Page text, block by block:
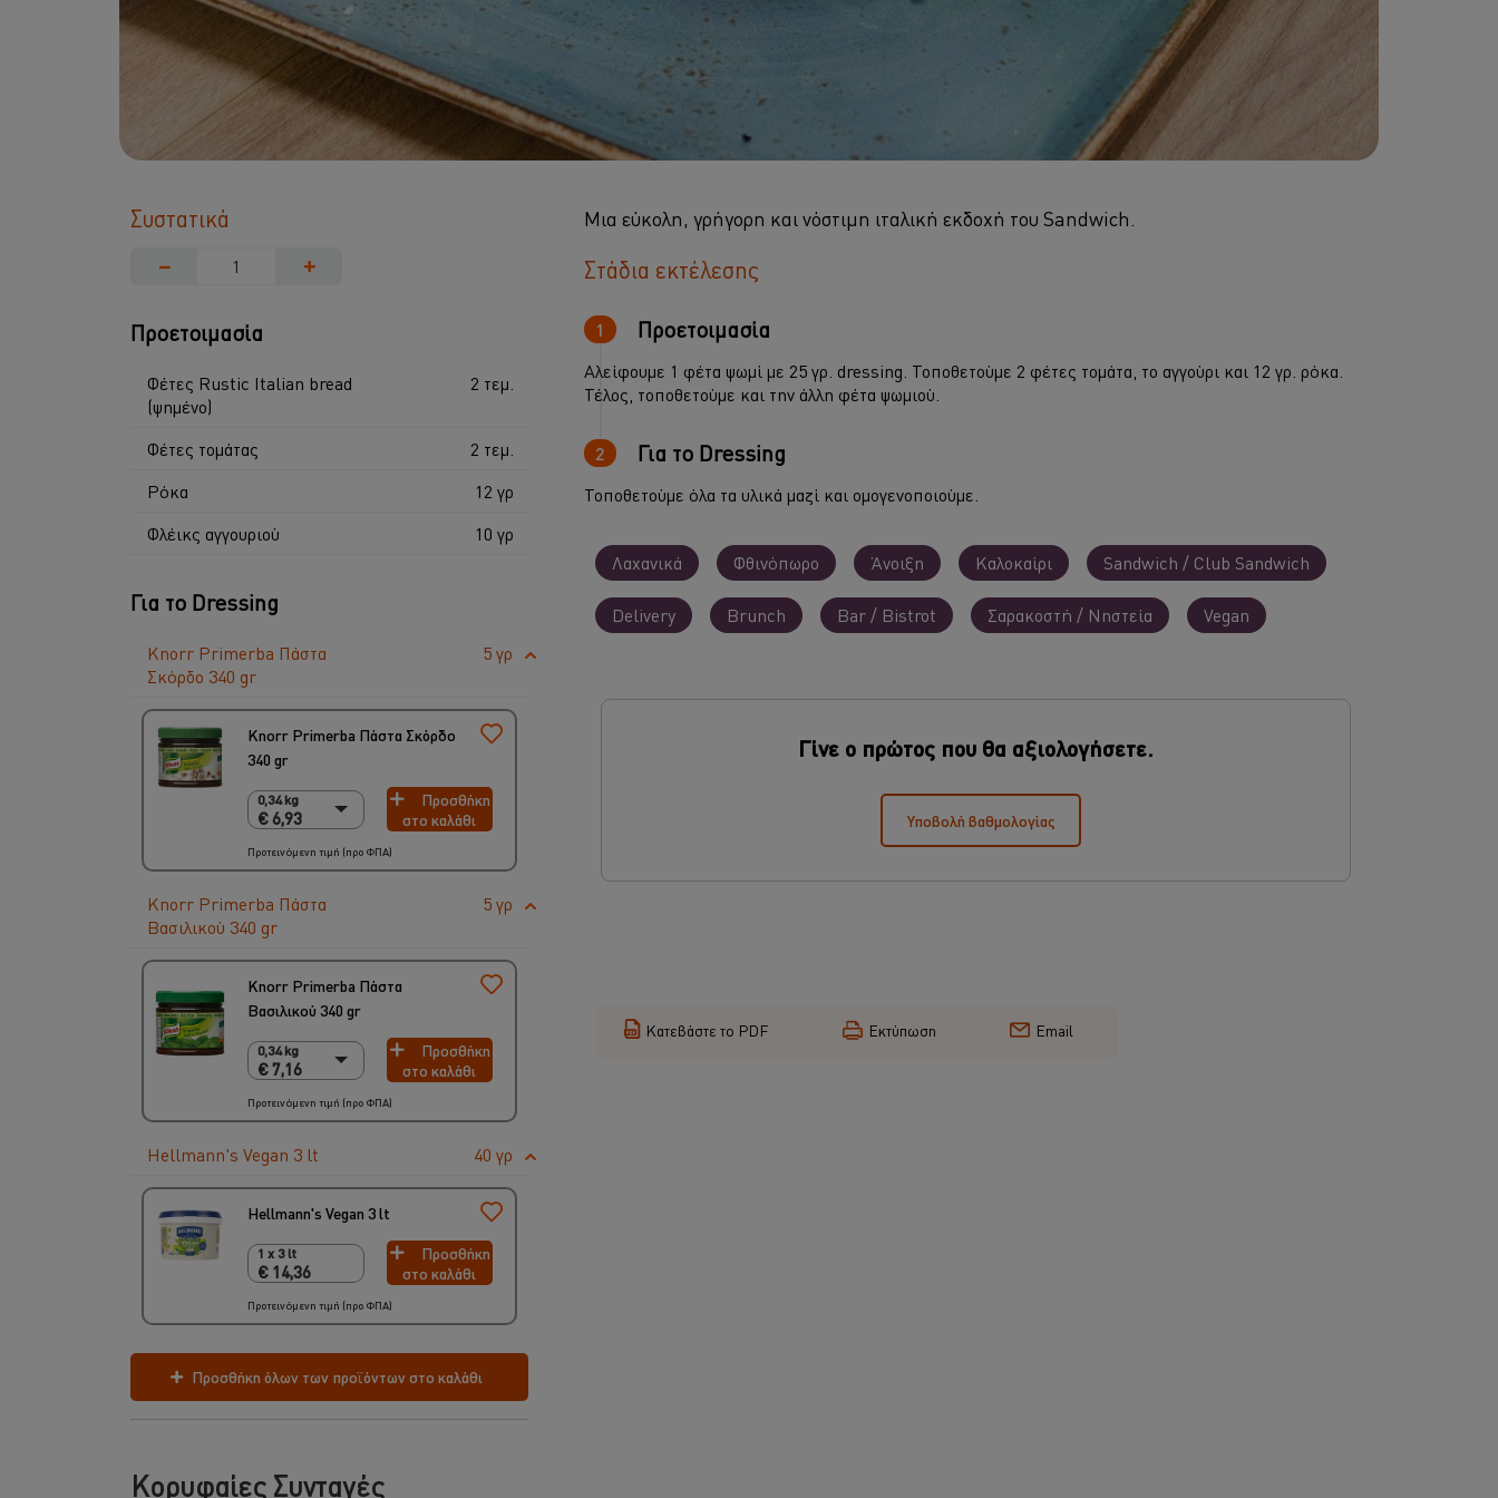
Συστατικά
−
+
Προετοιμασία
Φέτες Rustic Italian bread
(ψημένο)
2 τεμ.
Φέτες τομάτας
2 τεμ.
Ρόκα
12 γρ
Φλέικς αγγουριού
10 γρ
Για το Dressing
Knorr Primerba Πάστα
Σκόρδο 340 gr
5 γρ
Knorr Primerba Πάστα Σκόρδο
340 gr
0,34 kg
€ 6,93
0,34 kg
€ 6,93
2 x 340 gr
€ 13,86
Προσθήκη
στο καλάθι
Προτεινόμενη τιμή (προ ΦΠΑ)
Knorr Primerba Πάστα
Βασιλικού 340 gr
5 γρ
Knorr Primerba Πάστα
Βασιλικού 340 gr
0,34 kg
€ 7,16
0,34 kg
€ 7,16
2 x 340 gr
€ 14,32
Προσθήκη
στο καλάθι
Προτεινόμενη τιμή (προ ΦΠΑ)
Hellmann's Vegan 3 lt 40 γρ
Hellmann's Vegan 3 lt
1 x 3 lt
€ 14,36
1 x 3 lt
€ 14,36
Προσθήκη
στο καλάθι
Προτεινόμενη τιμή (προ ΦΠΑ)
Προσθήκη όλων των προϊόντων στο καλάθι
Μια εύκολη, γρήγορη και νόστιμη ιταλική εκδοχή του Sandwich.
Στάδια εκτέλεσης
Προετοιμασία
Αλείφουμε 1 φέτα ψωμί με 25 γρ. dressing. Τοποθετούμε 2 φέτες τομάτα, το αγγούρι και 12 γρ. ρόκα.
Τέλος, τοποθετούμε και την άλλη φέτα ψωμιού.
Για το Dressing
Τοποθετούμε όλα τα υλικά μαζί και ομογενοποιούμε.
Λαχανικά Φθινόπωρο Άνοιξη Καλοκαίρι Sandwich / Club Sandwich
Delivery Brunch Bar / Bistrot Σαρακοστή / Νηστεία Vegan
Γίνε ο πρώτος που θα αξιολογήσετε.
Υποβολή βαθμολογίας
Κατεβάστε το PDF Εκτύπωση Email
Κορυφαίες Συνταγές